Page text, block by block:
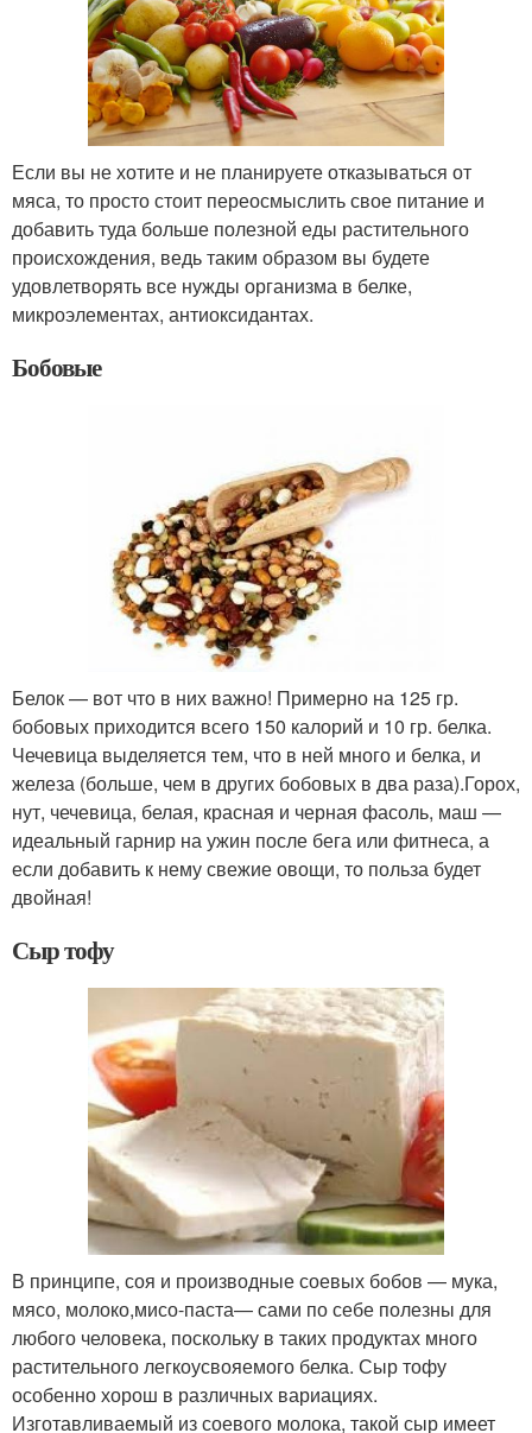
Если вы не хотите и не планируете отказываться от
мяса, то просто стоит переосмыслить свое питание и
добавить туда больше полезной еды растительного
происхождения, ведь таким образом вы будете
удовлетворять все нужды организма в белке,
микроэлементах, антиоксидантах.
Бобовые
Белок — вот что в них важно! Примерно на 125 гр.
бобовых приходится всего 150 калорий и 10 гр. белка.
Чечевица выделяется тем, что в ней много и белка, и
железа (больше, чем в других бобовых в два раза).Горох,
нут, чечевица, белая, красная и черная фасоль, маш —
идеальный гарнир на ужин после бега или фитнеса, а
если добавить к нему свежие овощи, то польза будет
двойная!
Сыр тофу
В принципе, соя и производные соевых бобов — мука,
мясо, молоко,мисо-паста— сами по себе полезны для
любого человека, поскольку в таких продуктах много
растительного легкоусвояемого белка. Сыр тофу
особенно хорош в различных вариациях.
Изготавливаемый из соевого молока, такой сыр имеет